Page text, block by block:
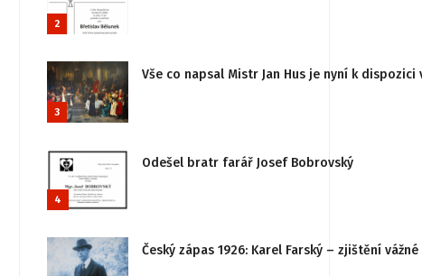
2
3
Vše co napsal Mistr Jan Hus je nyní k
4
Odešel bratr farář Josef Bobrovský
Český zápas 1926: Karel Farský – zjištění